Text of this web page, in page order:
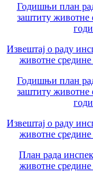
Годишњи план
заштиту животне
Извештај о раду
животне средине
Годишњи план
заштиту животне
Извештај о раду
животне средине
План рада
животне средине